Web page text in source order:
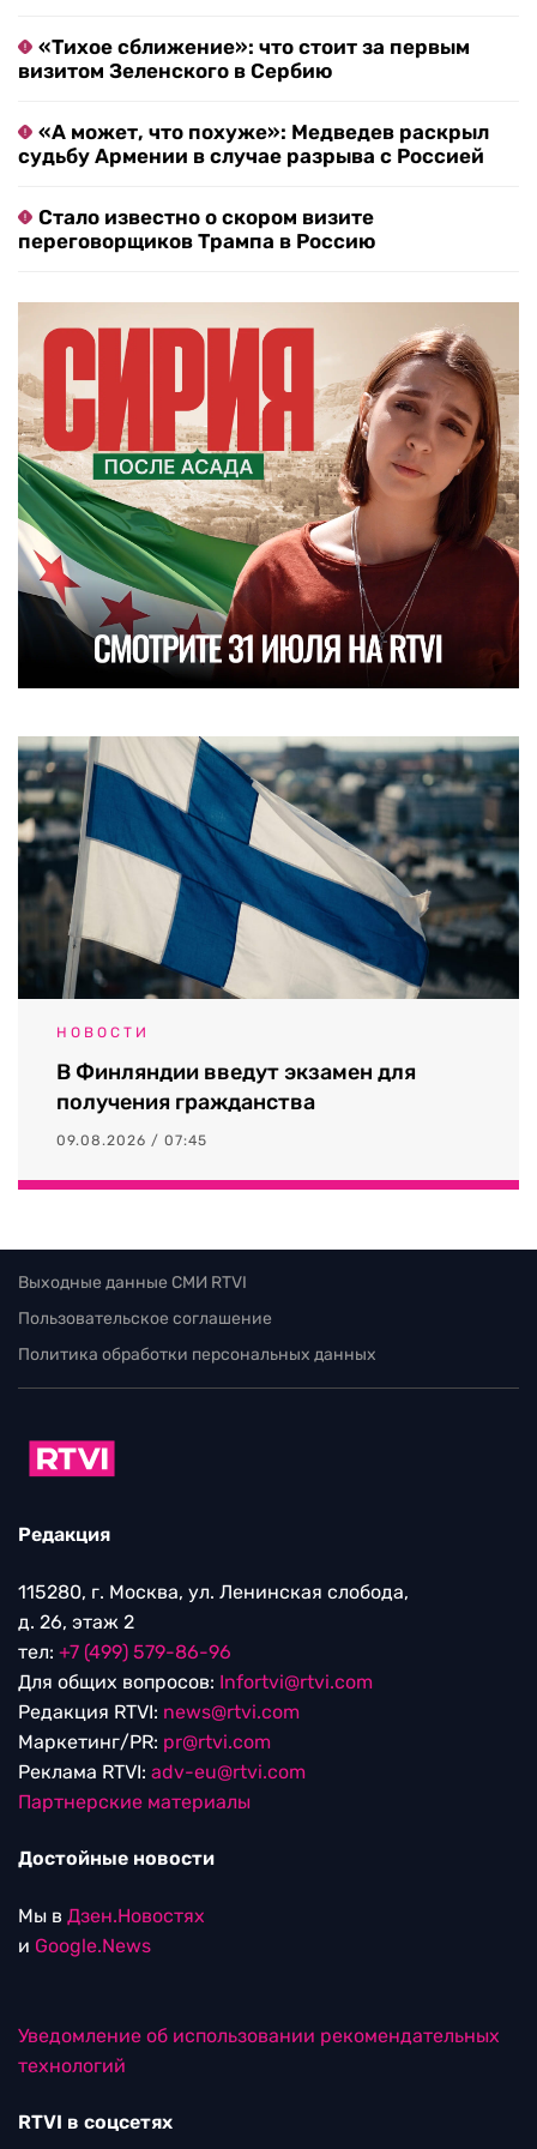
«Тихое сближение»: что стоит за первым
визитом Зеленского в Сербию
«А может, что похуже»: Медведев раскрыл
судьбу Армении в случае разрыва с Россией
Стало известно о скором визите
переговорщиков Трампа в Россию
НОВОСТИ
В Финляндии введут экзамен для
получения гражданства
09.08.2026 / 07:45
Выходные данные СМИ RTVI
Пользовательское соглашение
Политика обработки персональных данных
Редакция
115280, г. Москва, ул. Ленинская слобода,
д. 26, этаж 2
тел: +7 (499) 579-86-96
Для общих вопросов: Infortvi@rtvi.com
Редакция RTVI: news@rtvi.com
Маркетинг/PR: pr@rtvi.com
Реклама RTVI: adv-eu@rtvi.com
Партнерские материалы
Достойные новости
Мы в Дзен.Новостях
и Google.News
Уведомление об использовании рекомендательных
технологий
RTVI в соцсетях